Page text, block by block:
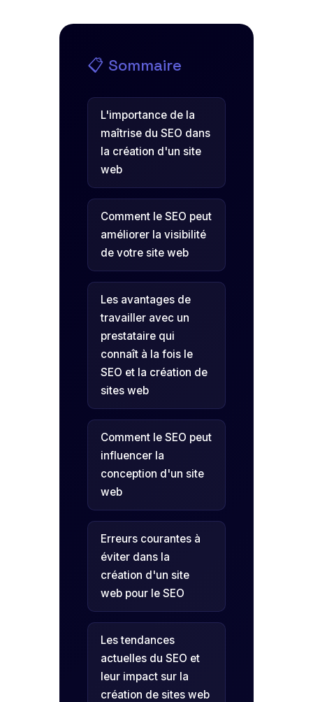
📋 Sommaire
L'importance de la
maîtrise du SEO dans
la création d'un site
web
Comment le SEO peut
améliorer la visibilité
de votre site web
Les avantages de
travailler avec un
prestataire qui
connaît à la fois le
SEO et la création de
sites web
Comment le SEO peut
influencer la
conception d'un site
web
Erreurs courantes à
éviter dans la
création d'un site
web pour le SEO
Les tendances
actuelles du SEO et
leur impact sur la
création de sites web